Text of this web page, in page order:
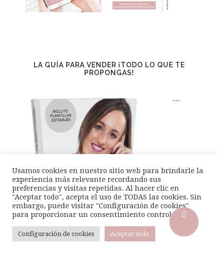
LA GUÍA PARA VENDER ¡TODO LO QUE TE
PROPONGAS!
…
Usamos cookies en nuestro sitio web para brindarle la
experiencia más relevante recordando sus
preferencias y visitas repetidas. Al hacer clic en
"Aceptar todo", acepta el uso de TODAS las cookies. Sin
embargo, puede visitar "Configuración de cookies"
para proporcionar un consentimiento controlado..
Configuración de cookies Aceptar todo